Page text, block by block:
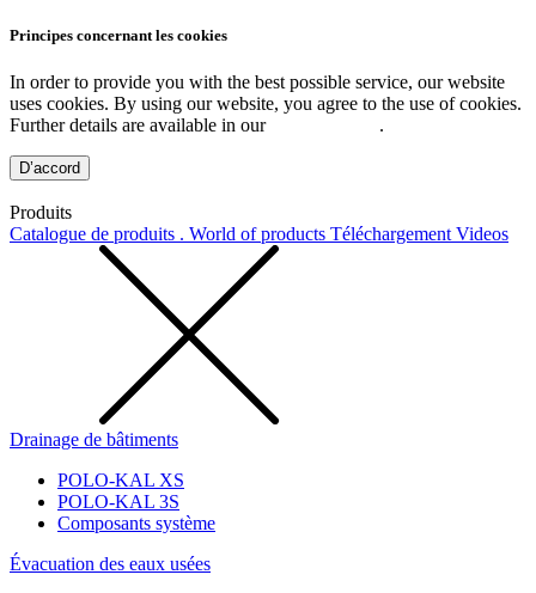
Principes concernant les cookies
In order to provide you with the best possible service, our website
uses cookies. By using our website, you agree to the use of cookies.
Further details are available in our
.
D’accord
Produits
Catalogue de produits . World of products Téléchargement Videos
Drainage de bâtiments
POLO-KAL XS
POLO-KAL 3S
Composants système
Évacuation des eaux usées